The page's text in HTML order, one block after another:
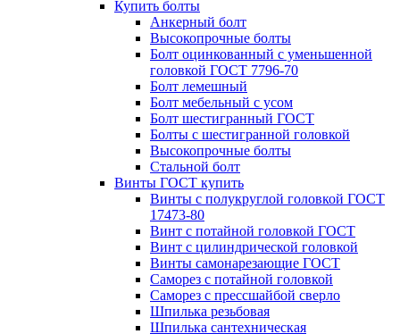
Купить болты
Анкерный болт
Высокопрочные болты
Болт оцинкованный с уменьшенной
головкой ГОСТ 7796-70
Болт лемешный
Болт мебельный с усом
Болт шестигранный ГОСТ
Болты с шестигранной головкой
Высокопрочные болты
Стальной болт
Винты ГОСТ купить
Винты с полукруглой головкой ГОСТ
17473-80
Винт с потайной головкой ГОСТ
Винт с цилиндрической головкой
Винты самонарезающие ГОСТ
Саморез с потайной головкой
Саморез с прессшайбой сверло
Шпилька резьбовая
Шпилька сантехническая